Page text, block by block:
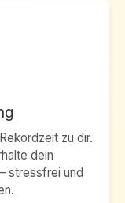
zu dir.
dein
stressfrei und